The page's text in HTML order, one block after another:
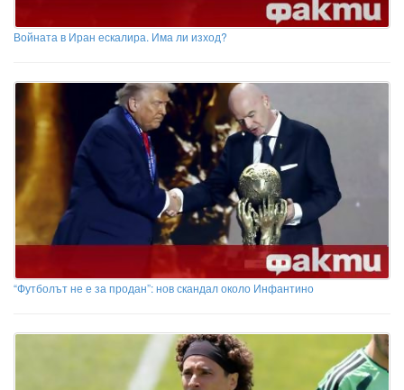
Войната в Иран ескалира. Има ли изход?
“Футболът не е за продан”: нов скандал около Инфантино